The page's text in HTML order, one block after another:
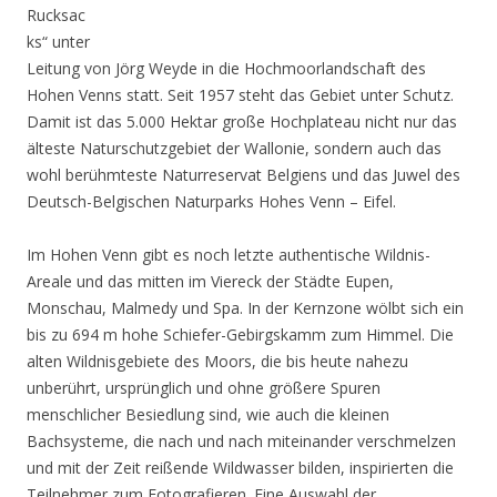
Rucksac
ks“ unter
Leitung von Jörg Weyde in die Hochmoorlandschaft des
Hohen Venns statt. Seit 1957 steht das Gebiet unter Schutz.
Damit ist das 5.000 Hektar große Hochplateau nicht nur das
älteste Naturschutzgebiet der Wallonie, sondern auch das
wohl berühmteste Naturreservat Belgiens und das Juwel des
Deutsch-Belgischen Naturparks Hohes Venn – Eifel.
Im Hohen Venn gibt es noch letzte authentische Wildnis-
Areale und das mitten im Viereck der Städte Eupen,
Monschau, Malmedy und Spa. In der Kernzone wölbt sich ein
bis zu 694 m hohe Schiefer-Gebirgskamm zum Himmel. Die
alten Wildnisgebiete des Moors, die bis heute nahezu
unberührt, ursprünglich und ohne größere Spuren
menschlicher Besiedlung sind, wie auch die kleinen
Bachsysteme, die nach und nach miteinander verschmelzen
und mit der Zeit reißende Wildwasser bilden, inspirierten die